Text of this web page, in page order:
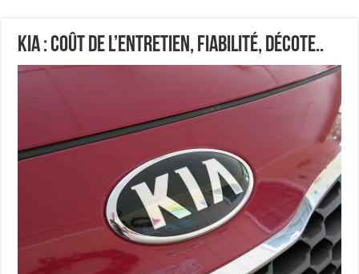
Kia : coût de l’entretien, fiabilité, décote..